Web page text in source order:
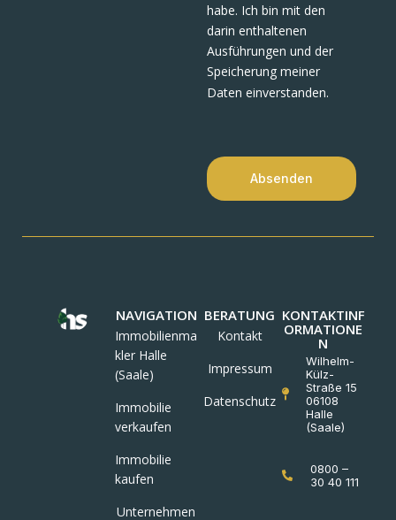
habe. Ich bin mit den
darin enthaltenen
Ausführungen und der
Speicherung meiner
Daten einverstanden.
Absenden
NAVIGATION
Immobilienma
kler Halle
(Saale)
Immobilie
verkaufen
Immobilie
kaufen
Unternehmen
BERATUNG
Kontakt
Impressum
Datenschutz
KONTAKTINF
ORMATIONE
N
Wilhelm-
Külz-
Straße 15
06108
Halle
(Saale)
0800 –
30 40 111